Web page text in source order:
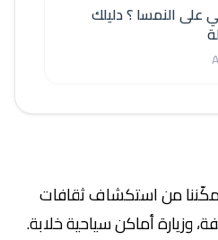
تمكّننا من استكشاف ثقافات
وزيارة أماكن سياحية خلابة.
النمسا ؟ دليلك